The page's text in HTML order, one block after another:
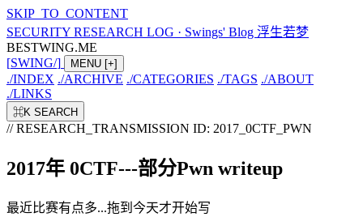
SKIP_TO_CONTENT
SECURITY RESEARCH LOG · Swings' Blog 浮生若梦
BESTWING.ME
[SWING/] MENU [+]
./INDEX ./ARCHIVE ./CATEGORIES ./TAGS ./ABOUT
./LINKS
⌘K SEARCH
// RESEARCH_TRANSMISSION ID: 2017_0CTF_PWN
2017年 0CTF---部分Pwn writeup
最近比赛有点多...拖到今天才开始写